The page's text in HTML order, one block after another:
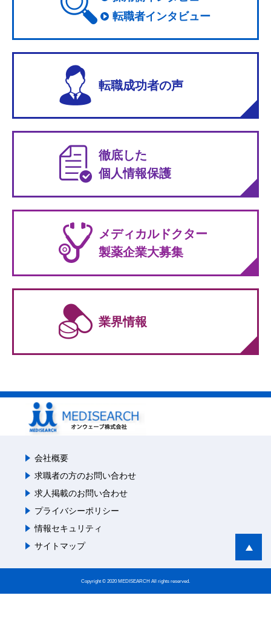
転職者インタビュー
転職成功者の声
徹底した
個人情報保護
メディカルドクター
製薬企業大募集
業界情報
会社概要
求職者の方のお問い合わせ
求人掲載のお問い合わせ
プライバシーポリシー
情報セキュリティ
サイトマップ
Copyright © 2020 MEDISEARCH All rights reserved.